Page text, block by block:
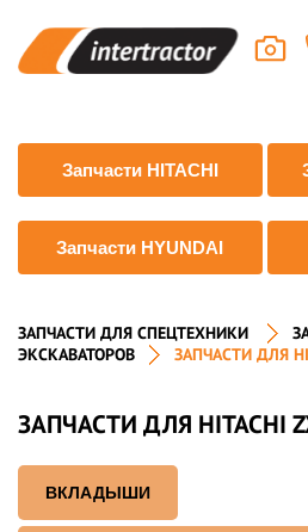
Запчасти HITACHI
Запчасти HYUNDAI
ЗАПЧАСТИ ДЛЯ СПЕЦТЕХНИКИ
ЭКСКАВАТОРОВ
ЗАПЧАСТИ ДЛЯ
ЗАПЧАСТИ ДЛЯ HITACHI
ВКЛАДЫШИ